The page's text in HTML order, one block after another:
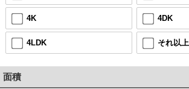
4K 4DK
4LDK それ以上
面積